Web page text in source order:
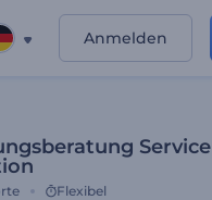
Anmelden
Service
Flexibel